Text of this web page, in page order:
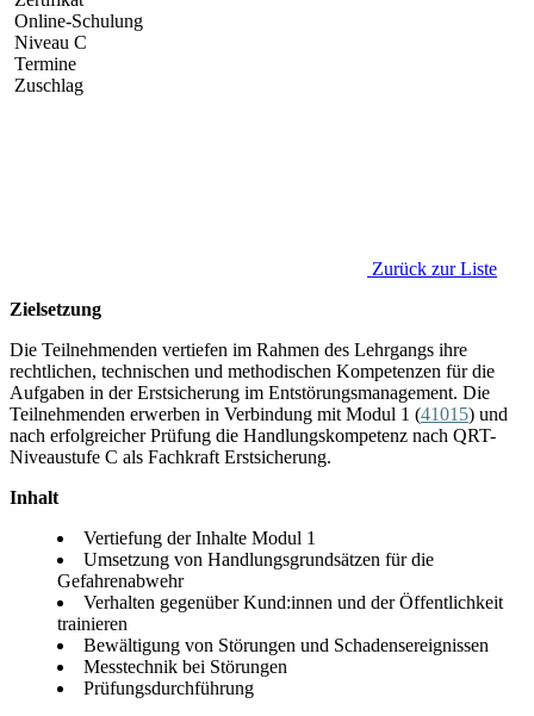
Online-Schulung
Niveau C
Termine
Zuschlag
Zurück zur Liste
Zielsetzung
Die Teilnehmenden vertiefen im Rahmen des Lehrgangs ihre
rechtlichen, technischen und methodischen Kompetenzen für die
Aufgaben in der Erstsicherung im Entstörungsmanagement. Die
Teilnehmenden erwerben in Verbindung mit Modul 1 (41015) und
nach erfolgreicher Prüfung die Handlungskompetenz nach QRT-
Niveaustufe C als Fachkraft Erstsicherung.
Inhalt
Vertiefung der Inhalte Modul 1
Umsetzung von Handlungsgrundsätzen für die
Gefahrenabwehr
Verhalten gegenüber Kund:innen und der Öffentlichkeit
trainieren
Bewältigung von Störungen und Schadensereignissen
Messtechnik bei Störungen
Prüfungsdurchführung